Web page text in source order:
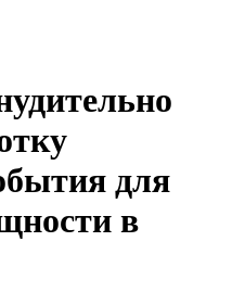
для
в